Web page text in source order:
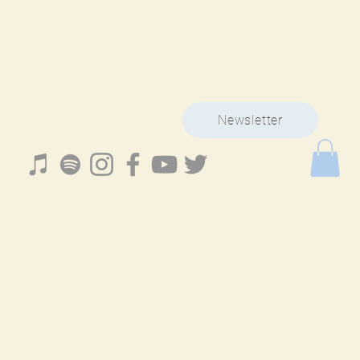
Newsletter